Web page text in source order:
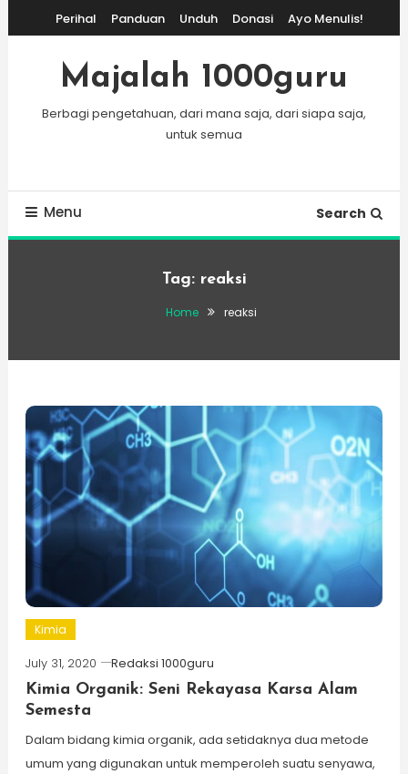
To
Content
Perihal Panduan Unduh Donasi Ayo Menulis!
Majalah 1000guru
Berbagi pengetahuan, dari mana saja, dari siapa saja,
untuk semua
Menu Search
Tag: reaksi
Home reaksi
Kimia
July 31, 2020
Redaksi 1000guru
Kimia Organik: Seni Rekayasa Karsa Alam
Semesta
Dalam bidang kimia organik, ada setidaknya dua metode
umum yang digunakan untuk memperoleh suatu senyawa,